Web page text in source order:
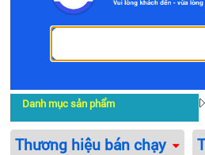
Danh mục sản phẩm
Thương hiệu bán chạy